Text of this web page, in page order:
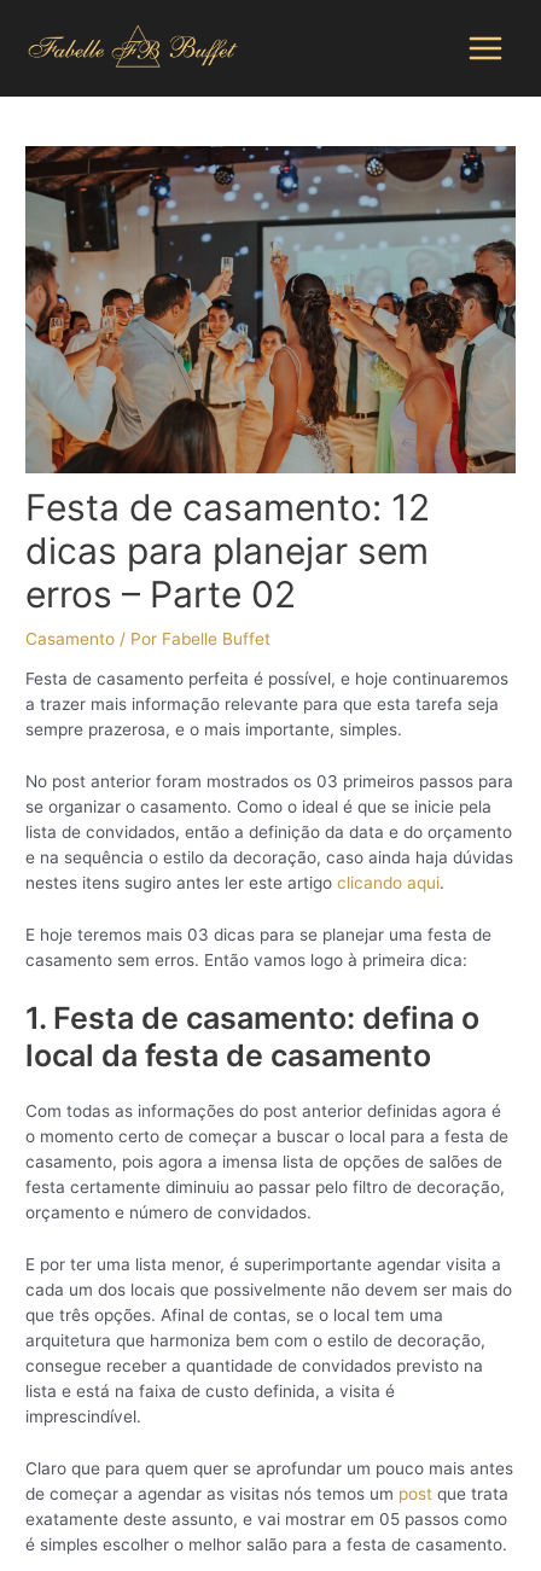
Main
Festa de casamento: 12
dicas para planejar sem
erros – Parte 02
Casamento / Por Fabelle Buffet
Festa de casamento perfeita é possível, e hoje continuaremos
a trazer mais informação relevante para que esta tarefa seja
sempre prazerosa, e o mais importante, simples.
No post anterior foram mostrados os 03 primeiros passos para
se organizar o casamento. Como o ideal é que se inicie pela
lista de convidados, então a definição da data e do orçamento
e na sequência o estilo da decoração, caso ainda haja dúvidas
nestes itens sugiro antes ler este artigoclicando aqui.
E hoje teremos mais 03 dicas para se planejar uma festa de
casamento sem erros. Então vamos logo à primeira dica:
1. Festa de casamento: defina o
local da festa de casamento
Com todas as informações do post anterior definidas agora é
o momento certo de começar a buscar o local para a festa de
casamento, pois agora a imensa lista de opções de salões de
festa certamente diminuiu ao passar pelo filtro de decoração,
orçamento e número de convidados.
E por ter uma lista menor, é superimportante agendar visita a
cada um dos locais que possivelmente não devem ser mais do
que três opções. Afinal de contas, se o local tem uma
arquitetura que harmoniza bem com o estilo de decoração,
consegue receber a quantidade de convidados previsto na
lista e está na faixa de custo definida, a visita é
imprescindível.
Claro que para quem quer se aprofundar um pouco mais antes
de começar a agendar as visitas nós temos um post que trata
exatamente deste assunto, e vai mostrar em 05 passos como
é simples escolher o melhor salão para a festa de casamento.